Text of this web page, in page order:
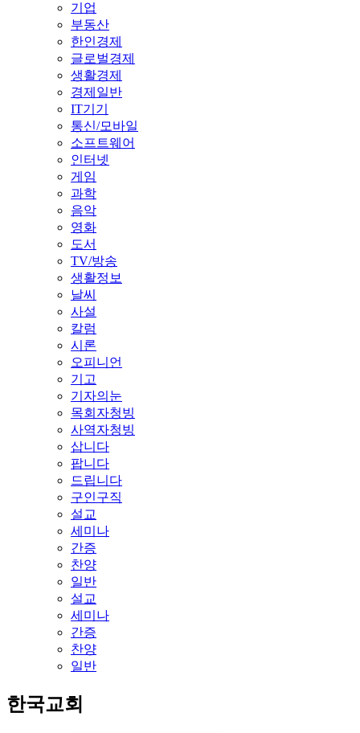
기업
부동산
한인경제
글로벌경제
생활경제
경제일반
IT기기
통신/모바일
소프트웨어
인터넷
게임
과학
음악
영화
도서
TV/방송
생활정보
날씨
사설
칼럼
시론
오피니언
기고
기자의눈
목회자청빙
사역자청빙
삽니다
팝니다
드립니다
구인구직
설교
세미나
간증
찬양
일반
설교
세미나
간증
찬양
일반
한국교회